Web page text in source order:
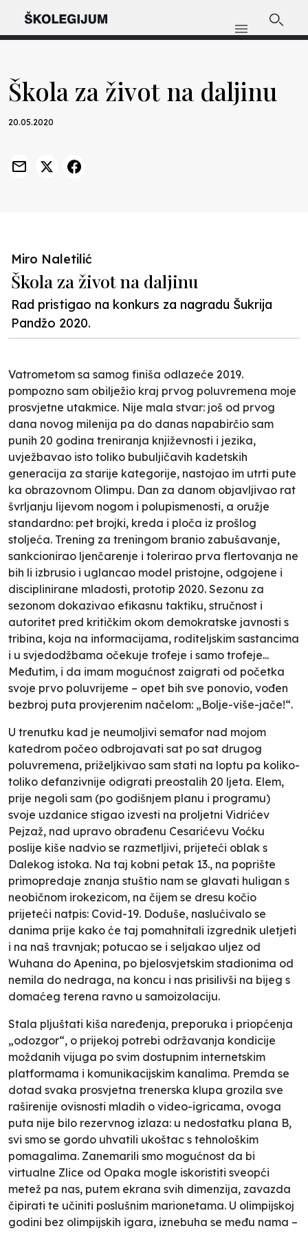
Škola za život na daljinu
20.05.2020
Miro Naletilić
Škola za život na daljinu
Rad pristigao na konkurs za nagradu Šukrija
Pandžo 2020.
Vatrometom sa samog finiša odlazeće 2019.
pompozno sam obilježio kraj prvog poluvremena moje
prosvjetne utakmice. Nije mala stvar: još od prvog
dana novog milenija pa do danas napabirčio sam
punih 20 godina treniranja književnosti i jezika,
uvježbavao isto toliko bubuljičavih kadetskih
generacija za starije kategorije, nastojao im utrti pute
ka obrazovnom Olimpu. Dan za danom objavljivao rat
švrljanju lijevom nogom i polupismenosti, a oružje
standardno: pet brojki, kreda i ploča iz prošlog
stoljeća. Trening za treningom branio zabušavanje,
sankcionirao ljenčarenje i tolerirao prva flertovanja ne
bih li izbrusio i uglancao model pristojne, odgojene i
disciplinirane mladosti, prototip 2020. Sezonu za
sezonom dokazivao efikasnu taktiku, stručnost i
autoritet pred kritičkim okom demokratske javnosti s
tribina, koja na informacijama, roditeljskim sastancima
i u svjedodžbama očekuje trofeje i samo trofeje...
Međutim, i da imam mogućnost zaigrati od početka
svoje prvo poluvrijeme – opet bih sve ponovio, vođen
bezbroj puta provjerenim načelom: „Bolje-više-jače!“.
U trenutku kad je neumoljivi semafor nad mojom
katedrom počeo odbrojavati sat po sat drugog
poluvremena, priželjkivao sam stati na loptu pa koliko-
toliko defanzivnije odigrati preostalih 20 ljeta. Elem,
prije negoli sam (po godišnjem planu i programu)
svoje uzdanice stigao izvesti na proljetni Vidrićev
Pejzaž, nad upravo obrađenu Cesarićevu Voćku
poslije kiše nadvio se razmetljivi, prijeteći oblak s
Dalekog istoka. Na taj kobni petak 13., na poprište
primopredaje znanja stuštio nam se glavati huligan s
neobičnom irokezicom, na čijem se dresu kočio
prijeteći natpis: Covid-19. Doduše, naslućivalo se
danima prije kako će taj pomahnitali izgrednik uletjeti
i na naš travnjak; potucao se i seljakao uljez od
Wuhana do Apenina, po bjelosvjetskim stadionima od
nemila do nedraga, na koncu i nas prisilivši na bijeg s
domaćeg terena ravno u samoizolaciju.
Stala pljuštati kiša naređenja, preporuka i priopćenja
„odozgor“, o prijekoj potrebi održavanja kondicije
moždanih vijuga po svim dostupnim internetskim
platformama i komunikacijskim kanalima. Premda se
dotad svaka prosvjetna trenerska klupa grozila sve
raširenije ovisnosti mladih o video-igricama, ovoga
puta nije bilo rezervnog izlaza: u nedostatku plana B,
svi smo se gordo uhvatili ukoštac s tehnološkim
pomagalima. Zanemarili smo mogućnost da bi
virtualne Zlice od Opaka mogle iskoristiti sveopći
metež pa nas, putem ekrana svih dimenzija, zavazda
čipirati te učiniti poslušnim marionetama. U olimpijskoj
godini bez olimpijskih igara, iznebuha se među nama –